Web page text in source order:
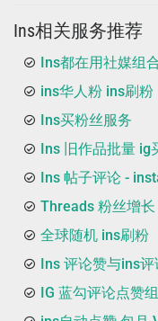
Ins相关服务推荐
Ins都在用社媒组
ins华人粉 ins刷粉
Ins买粉丝服务
Ins 旧作品批量
Ins 帖子评论 -
Threads 粉丝增长
全球随机 ins刷粉
Ins 评论赞与ins评
IG 蓝勾评论点赞